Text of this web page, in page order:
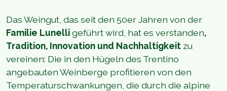
Das Weingut, das seit den 50er Jahren von der
Familie Lunelligeführt wird, hat es verstanden,
Tradition, Innovation und Nachhaltigkeit zu
vereinen: Die in den Hügeln des Trentino
angebauten Weinberge profitieren von den
Temperaturschwankungen, die durch die alpine